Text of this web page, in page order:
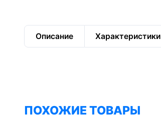
Описание Характеристики
ПОХОЖИЕ ТОВАРЫ